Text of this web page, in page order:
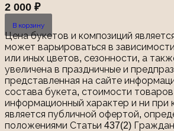
2 000 ₽
В корзину
Цена букетов и композиций
может варьироваться в
или иных цветов, сезонности, а
увеличена в праздничные и
представленная на сайте
состава букета, стоимости товаров
информационный характер и ни при
является публичной офертой,
положениями Статьи 437(2)